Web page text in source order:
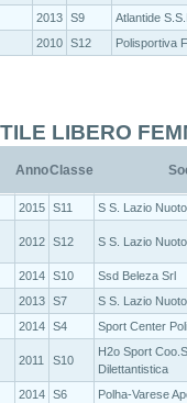
2013 S9
Atlantide
2010 S12 Polisportiva
LIBERO
AnnoClasse
2015 S11 S S. Lazio Nuoto
2012 S12 S S. Lazio Nuoto
2014 S10
Ssd Beleza Srl
2013 S7
S S. Lazio Nuoto
2014 S4 Sport Center
2011 S10
H2o Sport
Dilettantistica
2014 S6
Polha-Varese